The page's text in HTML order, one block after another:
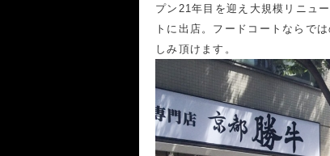
プン21年目を迎え大規模リニュ
トに出店。フードコートならで
しみ頂けます。